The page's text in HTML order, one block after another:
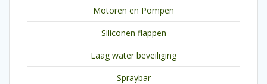
Motoren en Pompen
Siliconen flappen
Laag water beveiliging
Spraybar